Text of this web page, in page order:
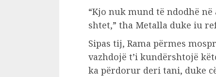
“Kjo nuk mund të ndodhë
shtet,” tha Metalla duke iu
Sipas tij, Rama përmes
vazhdojë t’i kundërshtojë
ka përdorur deri tani, duke